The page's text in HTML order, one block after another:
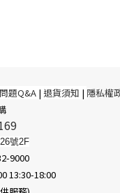
題Q&A | 退貨須知 | 隱私權
號2F
9000
13:30-18:00